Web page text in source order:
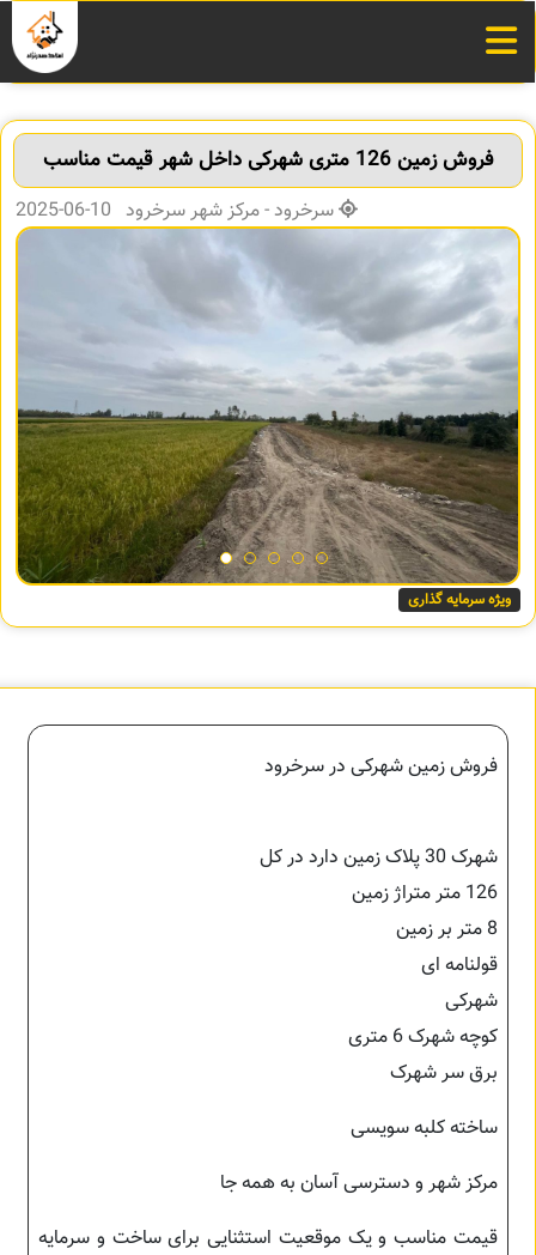
فروش زمین 126 متری شهرکی داخل شهر قیمت مناسب
سرخرود - مرکز شهر سرخرود 10-06-2025
ویژه سرمایه گذاری
فروش زمین شهرکی در سرخرود
شهرک 30 پلاک زمین دارد در کل
126 متر متراژ زمین
8 متر بر زمین
قولنامه ای
شهرکی
کوچه شهرک 6 متری
برق سر شهرک
ساخته کلبه سویسی
مرکز شهر و دسترسی آسان به همه جا
قیمت مناسب و یک موقعیت استثنایی برای ساخت و سرمایه